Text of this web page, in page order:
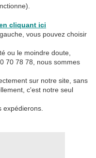
cliquant ici
vous pouvez choisir
ou le moindre doute,
70 78 78, nous sommes
sur notre site, sans
c'est notre seul
expédierons.